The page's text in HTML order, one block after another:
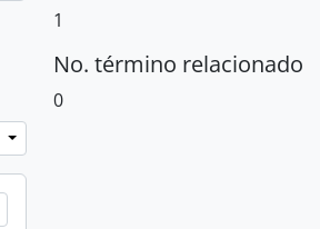
1
No. término relacionado
0